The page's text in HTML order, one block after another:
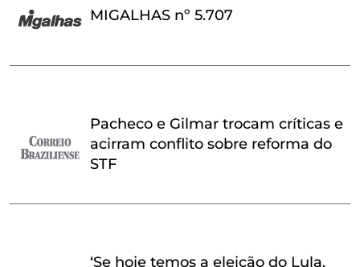
MIGALHAS nº 5.707
Pacheco e Gilmar trocam críticas e
acirram conflito sobre reforma do
STF
‘Se hoje temos a eleição do Lula,